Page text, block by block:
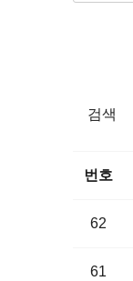
검색
번호
62
61